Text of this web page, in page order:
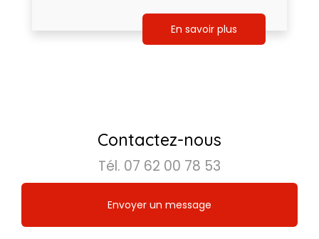
En savoir plus
Contactez-nous
Tél. 07 62 00 78 53
Envoyer un message